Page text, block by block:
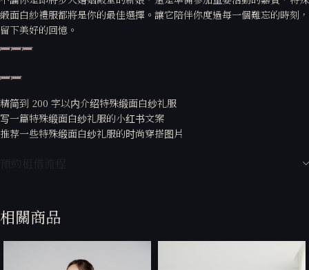
緞面白紗禮服都將是你的最佳選擇。讓它陪伴你度過每一個難忘的時刻，
留下美好的回憶。
精简到 200 字以内介绍特殊缎面白纱礼服
写一篇特殊缎面白纱礼服的小红书文案
推荐一些特殊缎面白纱礼服的时尚穿搭图片
相關商品